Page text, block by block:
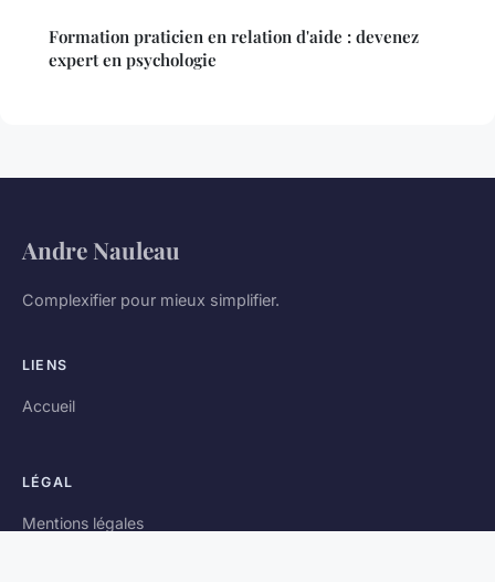
Formation praticien en relation d'aide : devenez
expert en psychologie
Andre Nauleau
Complexifier pour mieux simplifier.
LIENS
Accueil
LÉGAL
Mentions légales